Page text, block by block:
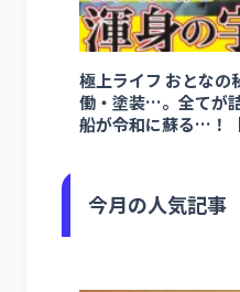
極上ライフ おとな
働・塗装…。全てが
船が令和に蘇る…！
今月の人気記事